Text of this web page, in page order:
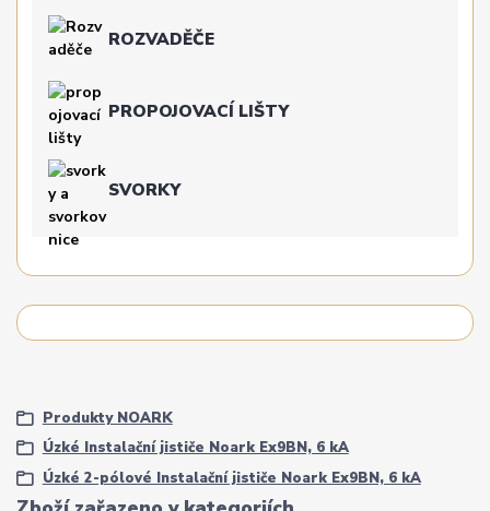
ROZVADĚČE
PROPOJOVACÍ LIŠTY
SVORKY
Produkty NOARK
Úzké Instalační jističe Noark Ex9BN, 6 kA
Úzké 2-pólové Instalační jističe Noark Ex9BN, 6 kA